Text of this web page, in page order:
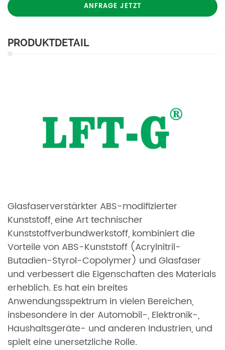
ANFRAGE JETZT
PRODUKTDETAIL
Glasfaserverstärkter ABS-modifizierter
Kunststoff, eine Art technischer
Kunststoffverbundwerkstoff, kombiniert die
Vorteile von ABS-Kunststoff (Acrylnitril-
Butadien-Styrol-Copolymer) und Glasfaser
und verbessert die Eigenschaften des Materials
erheblich. Es hat ein breites
Anwendungsspektrum in vielen Bereichen,
insbesondere in der Automobil-, Elektronik-,
Haushaltsgeräte- und anderen Industrien, und
spielt eine unersetzliche Rolle.